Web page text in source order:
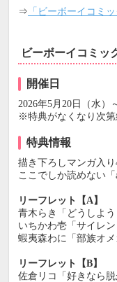
⇒ 「ビーボーイコミ
ビーボーイコミッ
開催日
2026年5月20日（水）
※特典がなくなり次第
特典情報
描き下ろしマンガ入り
ここでしか読めない
リーフレット【A】
青木らき「どうしよう
いちかわ壱「サイレン
蝦夷森わに「部族オ
リーフレット【B】
佐倉リコ「好きなら脱